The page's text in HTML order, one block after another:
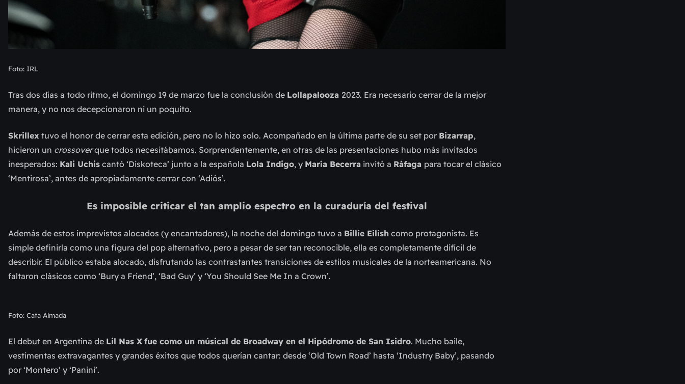
Foto: IRL
Tras dos días a todo ritmo, el domingo 19 de marzo fue la conclusión de Lollapalooza 2023. Era necesario cerrar de la mejor
manera, y no nos decepcionaron ni un poquito.
Skrillex tuvo el honor de cerrar esta edición, pero no lo hizo solo. Acompañado en la última parte de su set por Bizarrap,
hicieron un crossoverque todos necesitábamos. Sorprendentemente, en otras de las presentaciones hubo más invitados
inesperados: Kali Uchis cantó ‘Diskoteca’ junto a la española Lola Indigo, y María Becerra invitó a Ráfaga para tocar el clásico
‘Mentirosa’, antes de apropiadamente cerrar con ‘Adiós’.
Es imposible criticar el tan amplio espectro en la curaduría del festival
Además de estos imprevistos alocados (y encantadores), la noche del domingo tuvo a Billie Eilish como protagonista. Es
simple definirla como una figura del pop alternativo, pero a pesar de ser tan reconocible, ella es completamente difícil de
describir. El público estaba alocado, disfrutando las contrastantes transiciones de estilos musicales de la norteamericana. No
faltaron clásicos como ‘Bury a Friend’, ‘Bad Guy’ y ‘You Should See Me In a Crown’.
Foto: Cata Almada
El debut en Argentina de Lil Nas X fue como un músical de Broadway en el Hipódromo de San Isidro. Mucho baile,
vestimentas extravagantes y grandes éxitos que todos querían cantar: desde ‘Old Town Road’ hasta ‘Industry Baby’, pasando
por ‘Montero’ y ‘Panini’.